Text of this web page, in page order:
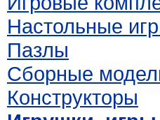
Настольные
Пазлы
Сборные
Конструкторы